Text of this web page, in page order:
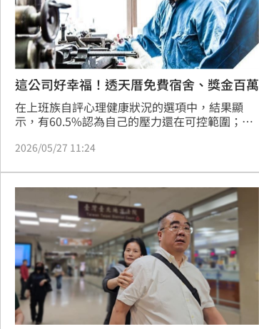
10:00
這公司好幸福！透天厝免費宿舍、獎金百萬
在上班族自評心理健康狀況的選項中，結果顯
示，有60.5%認為自己的壓力還在可控範圍；反
喘息。進一步詢問對於企業提供「帶薪心理假」
有44.6%認為「非常有必要」。
2026/05/27 11:24